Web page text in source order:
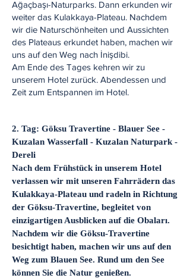
Ağaçbaşı-Naturparks. Dann erkunden wir
weiter das Kulakkaya-Plateau. Nachdem
wir die Naturschönheiten und Aussichten
des Plateaus erkundet haben, machen wir
uns auf den Weg nach İnişdibi.
Am Ende des Tages kehren wir zu
unserem Hotel zurück. Abendessen und
Zeit zum Entspannen im Hotel.
​2. Tag: Göksu Travertine - Blauer See -
Kuzalan Wasserfall - Kuzalan Naturpark -
Dereli
Nach dem Frühstück in unserem Hotel
verlassen wir mit unseren Fahrrädern das
Kulakkaya-Plateau und radeln in Richtung
der Göksu-Travertine, begleitet von
einzigartigen Ausblicken auf die Obaları.
Nachdem wir die Göksu-Travertine
besichtigt haben, machen wir uns auf den
Weg zum Blauen See. Rund um den See
können Sie die Natur genießen.